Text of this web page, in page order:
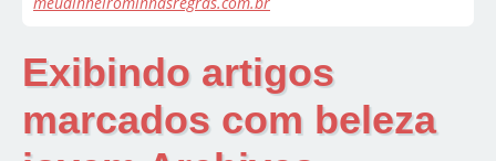
Exibindo artigos
marcados com beleza